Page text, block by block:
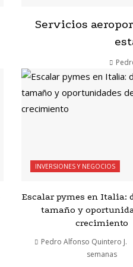
Servicios
INVERSIONES Y NEGOCIOS
Escalar pymes en Italia:
tamaño y
crecimiento
Pedro Alfonso Quintero J.
semanas